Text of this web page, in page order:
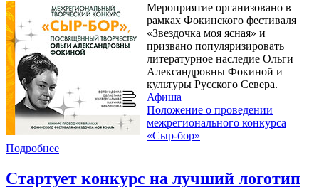
Мероприятие организовано в
рамках Фокинского фестиваля
«Звездочка моя ясная» и
призвано популяризировать
литературное наследие Ольги
Александровны Фокиной и
культуры Русского Севера.
Афиша
Положение о проведении
межрегионального конкурса
«Сыр-бор»
Подробнее
Стартует конкурс на лучший логотип